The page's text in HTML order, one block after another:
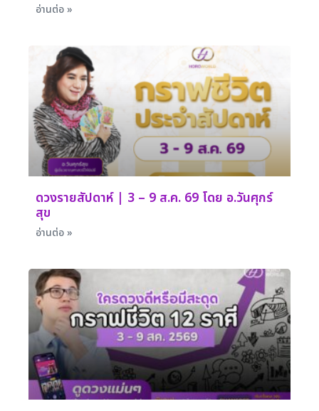
อ่านต่อ »
ดวงรายสัปดาห์ | 3 – 9 ส.ค. 69 โดย อ.วันศุกร์
สุข
อ่านต่อ »